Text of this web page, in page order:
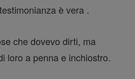
è vera .
che dovevo dirti, ma
loro a penna e inchiostro.